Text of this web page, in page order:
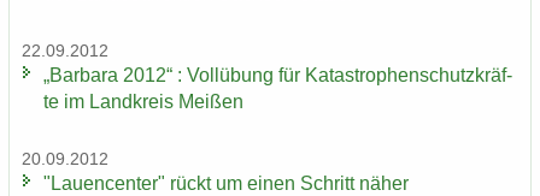
22.09.2012
„Bar­ba­ra 2012“ : Voll­übung für Ka­ta­stro­phen­schutz­kräf­
te im Land­kreis Mei­ßen
20.09.2012
"Lau­en­cen­ter" rückt um einen Schritt näher